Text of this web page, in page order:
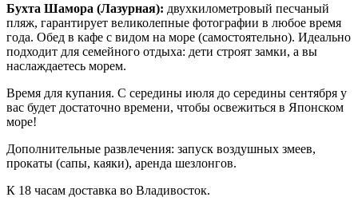
Бухта Шамора (Лазурная): двухкилометровый песчаный
пляж, гарантирует великолепные фотографии в любое время
года. Обед в кафе с видом на море (самостоятельно). Идеально
подходит для семейного отдыха: дети строят замки, а вы
наслаждаетесь морем.
Время для купания. С середины июля до середины сентября у
вас будет достаточно времени, чтобы освежиться в Японском
море!
Дополнительные развлечения: запуск воздушных змеев,
прокаты (сапы, каяки), аренда шезлонгов.
К 18 часам доставка во Владивосток.